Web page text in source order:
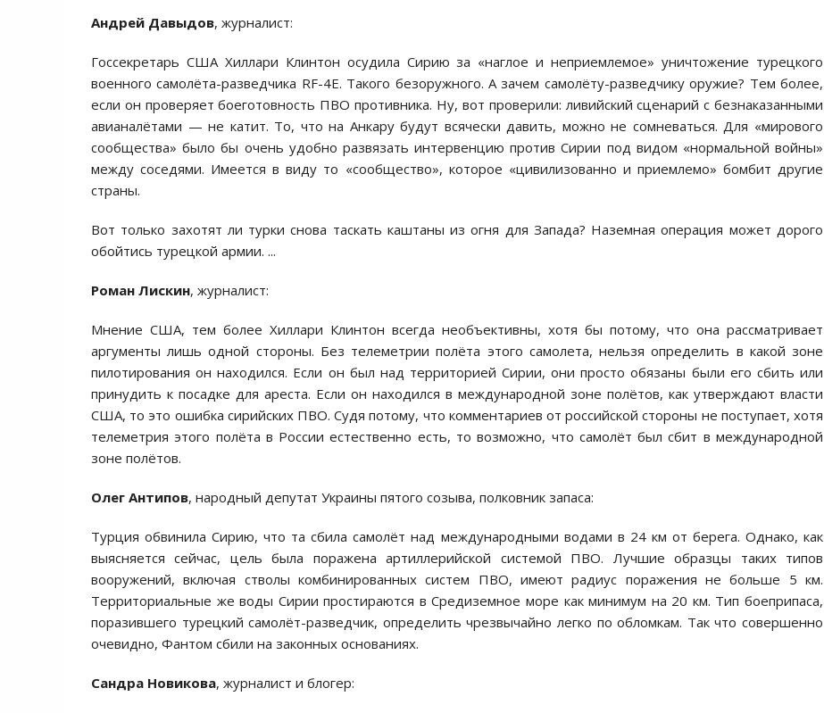
Андрей Давыдов, журналист:
Госсекретарь США Хиллари Клинтон осудила Сирию за «наглое и неприемлемое» уничтожение турецкого
военного самолёта-разведчика RF-4E. Такого безоружного. А зачем самолёту-разведчику оружие? Тем более,
если он проверяет боеготовность ПВО противника. Ну, вот проверили: ливийский сценарий с безнаказанными
авианалётами — не катит. То, что на Анкару будут всячески давить, можно не сомневаться. Для «мирового
сообщества» было бы очень удобно развязать интервенцию против Сирии под видом «нормальной войны»
между соседями. Имеется в виду то «сообщество», которое «цивилизованно и приемлемо» бомбит другие
страны.
Вот только захотят ли турки снова таскать каштаны из огня для Запада? Наземная операция может дорого
обойтись турецкой армии. ...
Роман Лискин, журналист:
Мнение США, тем более Хиллари Клинтон всегда необъективны, хотя бы потому, что она рассматривает
аргументы лишь одной стороны. Без телеметрии полёта этого самолета, нельзя определить в какой зоне
пилотирования он находился. Если он был над территорией Сирии, они просто обязаны были его сбить или
принудить к посадке для ареста. Если он находился в международной зоне полётов, как утверждают власти
США, то это ошибка сирийских ПВО. Судя потому, что комментариев от российской стороны не поступает, хотя
телеметрия этого полёта в России естественно есть, то возможно, что самолёт был сбит в международной
зоне полётов.
Олег Антипов, народный депутат Украины пятого созыва, полковник запаса:
Турция обвинила Сирию, что та сбила самолёт над международными водами в 24 км от берега. Однако, как
выясняется сейчас, цель была поражена артиллерийской системой ПВО. Лучшие образцы таких типов
вооружений, включая стволы комбинированных систем ПВО, имеют радиус поражения не больше 5 км.
Территориальные же воды Сирии простираются в Средиземное море как минимум на 20 км. Тип боеприпаса,
поразившего турецкий самолёт-разведчик, определить чрезвычайно легко по обломкам. Так что совершенно
очевидно, Фантом сбили на законных основаниях.
Сандра Новикова, журналист и блогер: